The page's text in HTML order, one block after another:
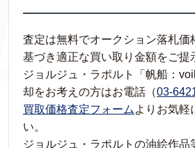
査定は無料でオークション落札価
基づき適正な買い取り金額をご提
ジョルジュ・ラポルト「帆船：
却をお考えの方はお電話（03-
買取価格査定フォーム よりお気軽
い。
ジョルジュ・ラポルトの油絵作品